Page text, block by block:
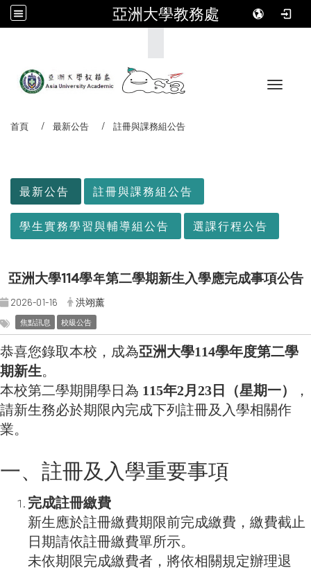
亞洲大學教務處
Toggle
首頁 最新公告 註冊與課務組公告
最新公告 註冊與課務組公告
學生實務學習與輔導組公告 選課行程公告
亞洲大學114學年第二學期新生入學應完成事項公告
2026-01-16 洪翊薰
焦點訊息 校級公告
恭喜您錄取本校，成為亞洲大學114學年度第二學
期新生。
本校第二學期開學日為 115年2月23日（星期一）
，
請新生務必於期限內完成下列註冊及入學相關作
業。
一、註冊及入學重要事項
完成註冊繳費
新生應於註冊繳費期限前完成繳費，繳費截止
日期請依註冊繳費單所示。
未依期限完成繳費者，將依相關規定辦理退